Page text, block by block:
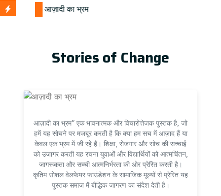
Stories of Change
आज़ादी का भ्रम” एक भावनात्मक और विचारोत्तेजक पुस्तक है, जो
हमें यह सोचने पर मजबूर करती है कि क्या हम सच में आज़ाद हैं या
केवल एक भ्रम में जी रहे हैं। शिक्षा, रोजगार और सोच की सच्चाई
को उजागर करती यह रचना युवाओं और विद्यार्थियों को आत्मचिंतन,
जागरूकता और सच्ची आत्मनिर्भरता की ओर प्रेरित करती है।
कृतिम सोशल वेलफेयर फाउंडेशन के सामाजिक मूल्यों से प्रेरित यह
पुस्तक समाज में बौद्धिक जागरण का संदेश देती है।